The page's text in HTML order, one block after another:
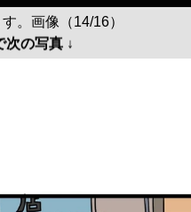
。画像（14/16）
次の写真 ↓